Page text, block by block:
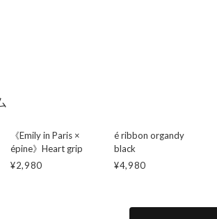
《Emily in Paris ×
épine》Heart grip
¥2,980
é ribbon organdy
black
¥4,980